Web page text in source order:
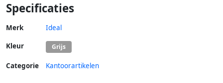
Specificaties
Merk Ideal
Kleur Grijs
Categorie Kantoorartikelen